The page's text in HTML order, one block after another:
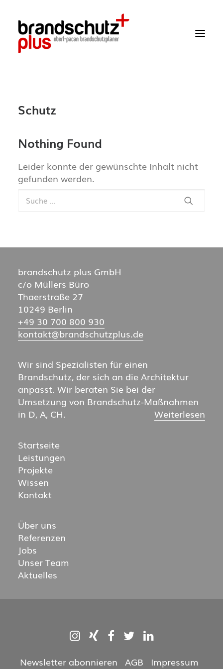
Aktuelles
Über uns
Leistungen
Wissen
Projekte
Suche
Schutz
Nothing Found
Leider konnte der gewünschte Inhalt nicht
gefunden werden.
brandschutz plus GmbH
c/o Müllers Büro
Thaerstraße 27
10249 Berlin
+49 30 700 800 930
kontakt@brand­schutz­plus.de
Wir sind Spezialisten für einen
Brandschutz, der sich an die Architektur
anpasst. Wir beraten Sie bei der
Umsetzung von Brandschutz-Maßnahmen
in D, A, CH.
Weiterlesen
Startseite
Leistungen
Projekte
Wissen
Kontakt
Über uns
Referenzen
Jobs
Unser Team
Aktuelles
Newsletter abonnieren AGB Impressum